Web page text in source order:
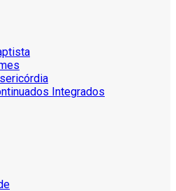
Integrados